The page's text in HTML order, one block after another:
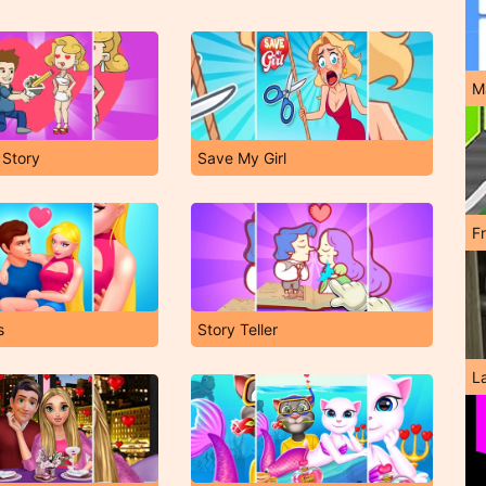
Save My Girl
Story Teller